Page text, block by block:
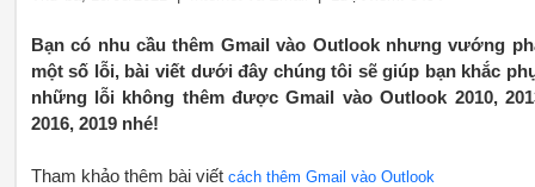
Bạn có nhu cầu thêm Gmail vào Outlook nhưng vướng
một số lỗi, bài viết dưới đây chúng tôi sẽ giúp bạn khắc
những lỗi không thêm được Gmail vào Outlook 2010,
2016, 2019 nhé!
Tham khảo thêm bài viết cách thêm Gmail vào Outlook